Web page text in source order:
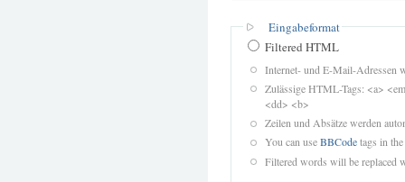
Eingabeformat
Filtered HTML
Internet- und E-Mail-Adressen
Zulässige HTML-Tags: <a>
<dd> <b>
Zeilen und Absätze werden
You can useBBCodetags in
Filtered words will be replaced